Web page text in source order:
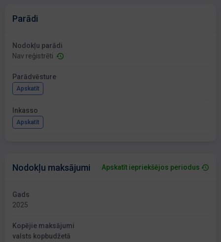
Parādi
Nodokļu parādi
Nav reģistrēti
Parādvēsture
Apskatīt
Inkasso
Apskatīt
Nodokļu maksājumi Apskatīt iepriekšējos periodus
Gads
2025
Kopējie maksājumi
valsts kopbudžetā